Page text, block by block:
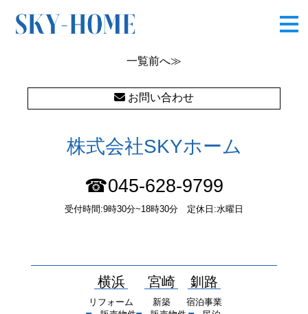
OLYMPUS DIGITAL CAMERA
一覧前へ≫
お問い合わせ
株式会社SKYホーム
☎045-628-9799
受付時間:9時30分~18時30分 定休日:水曜日
横浜
リフォーム
宮崎
新築
釧路
宿泊事業